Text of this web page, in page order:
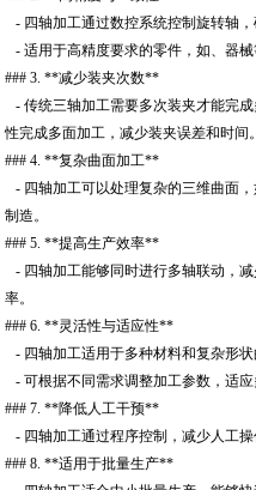
- 四轴加工通过数控系统控制旋转轴，
- 适用于高精度要求的零件，如、器械
### 3. **减少装夹次数**
- 传统三轴加工需要多次装夹才能完
性完成多面加工，减少装夹误差和时间。
### 4. **复杂曲面加工**
- 四轴加工可以处理复杂的三维曲面
制造。
### 5. **提高生产效率**
- 四轴加工能够同时进行多轴联动，
率。
### 6. **灵活性与适应性**
- 四轴加工适用于多种材料和复杂形
- 可根据不同需求调整加工参数，适应
### 7. **降低人工干预**
- 四轴加工通过程序控制，减少人工
### 8. **适用于批量生产**